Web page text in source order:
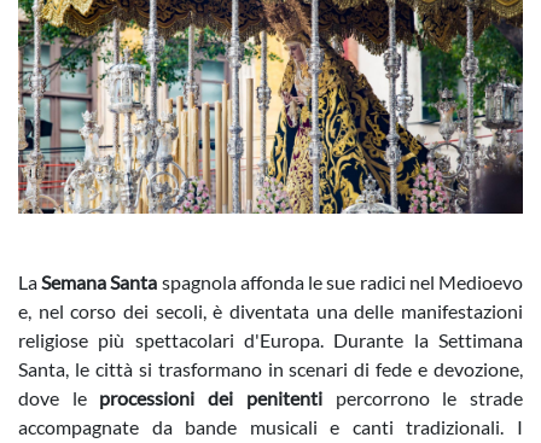
LaSemana Santa spagnola affonda le sue radici nel Medioevo
e, nel corso dei secoli, è diventata una delle manifestazioni
religiose più spettacolari d'Europa. Durante la Settimana
Santa, le città si trasformano in scenari di fede e devozione,
dove le processioni dei penitentipercorrono le strade
accompagnate da bande musicali e canti tradizionali. I